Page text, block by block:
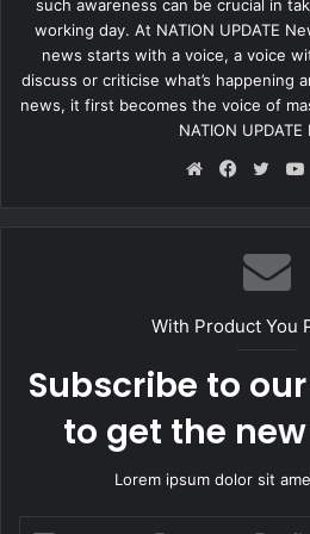
होगी. आपकी कुछ वरिष्ठ सदस्यों से मुलाकात
रहेगी. आप सबके हित का काम करेंगे और कुछ
जिनसे आपको लाभ होगा।
कर्क राशि...
रखना होगा, नही तो समस्या हो सकती है.
यात्रा पर जाने का मिलेगा. आप आर्थिक
लिए बेहतर रहेगा और आपको अपनी अच्छी सोच
सिंह राशि...
such awareness can be crucial in
working day. At NATION UPDATE
news starts with a voice, a voice
discuss or criticise what’s happening
news, it first becomes the voice of
NATION
With Product You
Subscribe to
to get the
Lorem ipsum dolor sit